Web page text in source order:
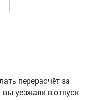
перерасчёт за
уезжали в отпуск